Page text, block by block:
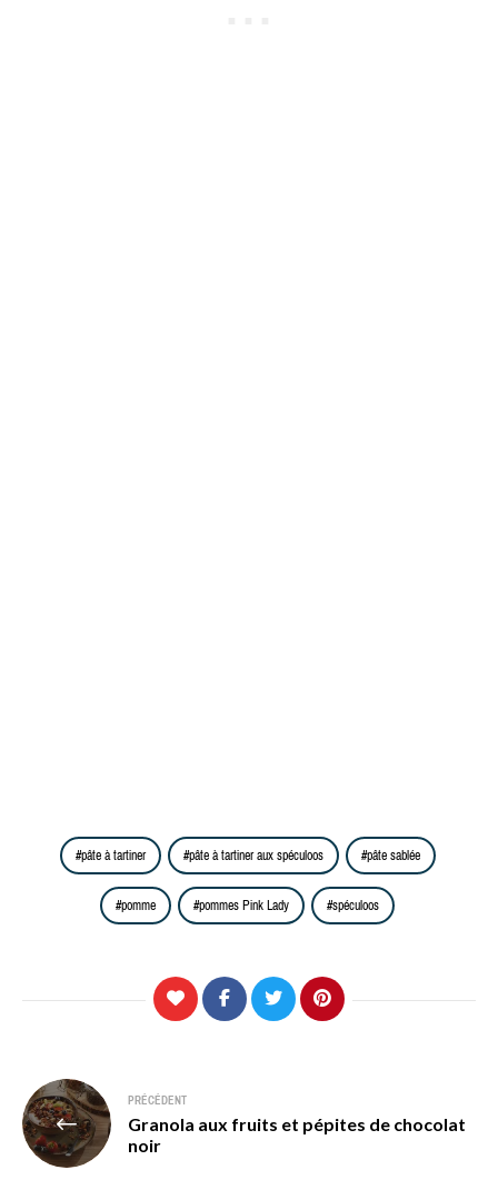
pâte à tartiner pâte à tartiner aux spéculoos pâte sablée
pomme pommes Pink Lady spéculoos
Navigation
de
l’article
PRÉCÉDENT
Granola aux fruits et pépites de chocolat
noir